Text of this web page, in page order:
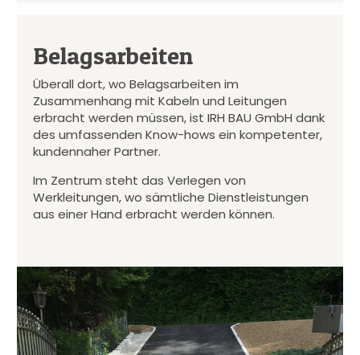
Belagsarbeiten
Überall dort, wo Belagsarbeiten im
Zusammenhang mit Kabeln und Leitungen
erbracht werden müssen, ist IRH BAU GmbH dank
des umfassenden Know-hows ein kompetenter,
kundennaher Partner.
Im Zentrum steht das Verlegen von
Werkleitungen, wo sämtliche Dienstleistungen
aus einer Hand erbracht werden können.